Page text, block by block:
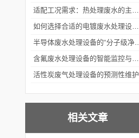
活性炭废气处理设备的预测性维护
相关文章